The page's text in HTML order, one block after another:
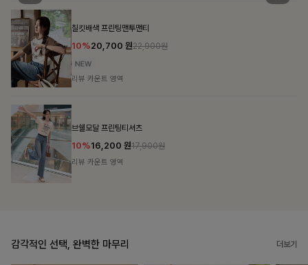
블룬티 나시원피스+셔츠SET
15%31,900 원37,500원
리뷰 카운트 영역
감각적인 선택, 완벽한 마무리 더보기